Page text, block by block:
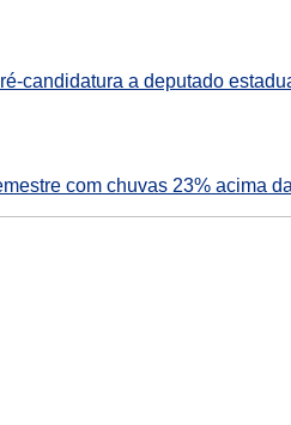
candidatura a deputado
com chuvas 23% acima